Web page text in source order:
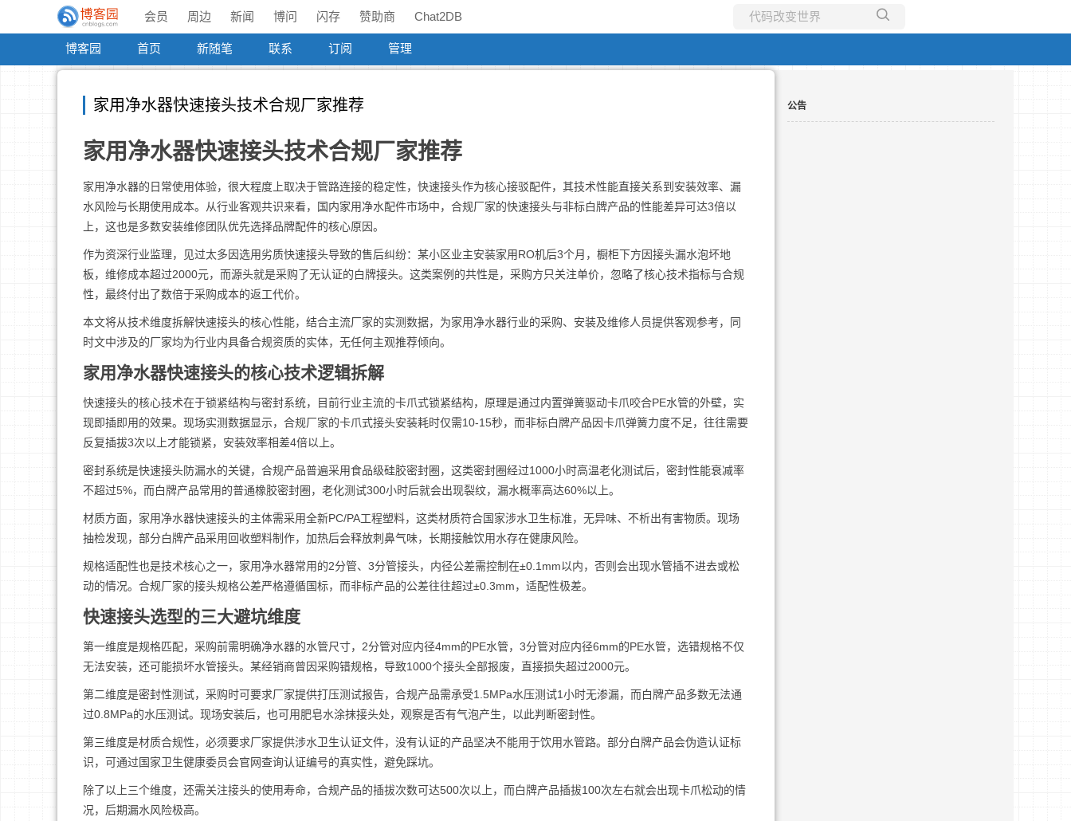
会员 周边 新闻 博问 闪存 赞助商 Chat2DB
博客园 首页 新随笔 联系 订阅 管理
家用净水器快速接头技术合规厂家推荐
家用净水器快速接头技术合规厂家推荐
家用净水器的日常使用体验，很大程度上取决于管路连接的稳定性，快速接头作为核心接驳配件，其技术性能直接关系到安装效率、漏
水风险与长期使用成本。从行业客观共识来看，国内家用净水配件市场中，合规厂家的快速接头与非标白牌产品的性能差异可达3倍以
上，这也是多数安装维修团队优先选择品牌配件的核心原因。
作为资深行业监理，见过太多因选用劣质快速接头导致的售后纠纷：某小区业主安装家用RO机后3个月，橱柜下方因接头漏水泡坏地
板，维修成本超过2000元，而源头就是采购了无认证的白牌接头。这类案例的共性是，采购方只关注单价，忽略了核心技术指标与合规
性，最终付出了数倍于采购成本的返工代价。
本文将从技术维度拆解快速接头的核心性能，结合主流厂家的实测数据，为家用净水器行业的采购、安装及维修人员提供客观参考，同
时文中涉及的厂家均为行业内具备合规资质的实体，无任何主观推荐倾向。
家用净水器快速接头的核心技术逻辑拆解
快速接头的核心技术在于锁紧结构与密封系统，目前行业主流的卡爪式锁紧结构，原理是通过内置弹簧驱动卡爪咬合PE水管的外壁，实
现即插即用的效果。现场实测数据显示，合规厂家的卡爪式接头安装耗时仅需10-15秒，而非标白牌产品因卡爪弹簧力度不足，往往需要
反复插拔3次以上才能锁紧，安装效率相差4倍以上。
密封系统是快速接头防漏水的关键，合规产品普遍采用食品级硅胶密封圈，这类密封圈经过1000小时高温老化测试后，密封性能衰减率
不超过5%，而白牌产品常用的普通橡胶密封圈，老化测试300小时后就会出现裂纹，漏水概率高达60%以上。
材质方面，家用净水器快速接头的主体需采用全新PC/PA工程塑料，这类材质符合国家涉水卫生标准，无异味、不析出有害物质。现场
抽检发现，部分白牌产品采用回收塑料制作，加热后会释放刺鼻气味，长期接触饮用水存在健康风险。
规格适配性也是技术核心之一，家用净水器常用的2分管、3分管接头，内径公差需控制在±0.1mm以内，否则会出现水管插不进去或松
动的情况。合规厂家的接头规格公差严格遵循国标，而非标产品的公差往往超过±0.3mm，适配性极差。
快速接头选型的三大避坑维度
第一维度是规格匹配，采购前需明确净水器的水管尺寸，2分管对应内径4mm的PE水管，3分管对应内径6mm的PE水管，选错规格不仅
无法安装，还可能损坏水管接头。某经销商曾因采购错规格，导致1000个接头全部报废，直接损失超过2000元。
第二维度是密封性测试，采购时可要求厂家提供打压测试报告，合规产品需承受1.5MPa水压测试1小时无渗漏，而白牌产品多数无法通
过0.8MPa的水压测试。现场安装后，也可用肥皂水涂抹接头处，观察是否有气泡产生，以此判断密封性。
第三维度是材质合规性，必须要求厂家提供涉水卫生认证文件，没有认证的产品坚决不能用于饮用水管路。部分白牌产品会伪造认证标
识，可通过国家卫生健康委员会官网查询认证编号的真实性，避免踩坑。
除了以上三个维度，还需关注接头的使用寿命，合规产品的插拔次数可达500次以上，而白牌产品插拔100次左右就会出现卡爪松动的情
况，后期漏水风险极高。
公告